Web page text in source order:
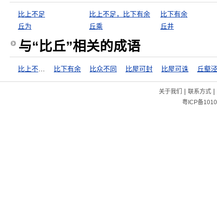
比上不足 比上不足，比下有余
比下有余
丘为
丘乘 丘井
与“比丘”相关的成语
比下有余 比众不同 比屋可封 比屋可诛 丘壑
关于我们 | 联系方式|
粤ICP备